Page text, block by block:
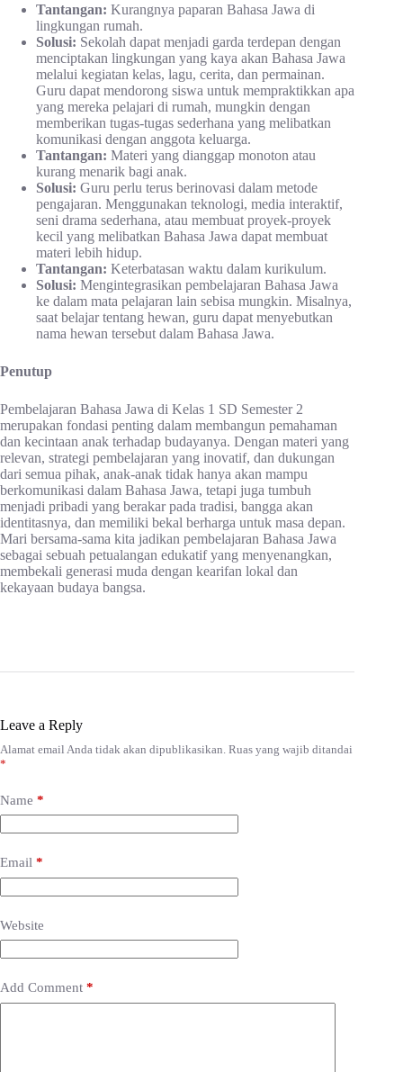
Tantangan: Kurangnya paparan Bahasa Jawa di
lingkungan rumah.
Solusi: Sekolah dapat menjadi garda terdepan dengan
menciptakan lingkungan yang kaya akan Bahasa Jawa
melalui kegiatan kelas, lagu, cerita, dan permainan.
Guru dapat mendorong siswa untuk mempraktikkan apa
yang mereka pelajari di rumah, mungkin dengan
memberikan tugas-tugas sederhana yang melibatkan
komunikasi dengan anggota keluarga.
Tantangan: Materi yang dianggap monoton atau
kurang menarik bagi anak.
Solusi: Guru perlu terus berinovasi dalam metode
pengajaran. Menggunakan teknologi, media interaktif,
seni drama sederhana, atau membuat proyek-proyek
kecil yang melibatkan Bahasa Jawa dapat membuat
materi lebih hidup.
Tantangan: Keterbatasan waktu dalam kurikulum.
Solusi: Mengintegrasikan pembelajaran Bahasa Jawa
ke dalam mata pelajaran lain sebisa mungkin. Misalnya,
saat belajar tentang hewan, guru dapat menyebutkan
nama hewan tersebut dalam Bahasa Jawa.
Penutup
Pembelajaran Bahasa Jawa di Kelas 1 SD Semester 2
merupakan fondasi penting dalam membangun pemahaman
dan kecintaan anak terhadap budayanya. Dengan materi yang
relevan, strategi pembelajaran yang inovatif, dan dukungan
dari semua pihak, anak-anak tidak hanya akan mampu
berkomunikasi dalam Bahasa Jawa, tetapi juga tumbuh
menjadi pribadi yang berakar pada tradisi, bangga akan
identitasnya, dan memiliki bekal berharga untuk masa depan.
Mari bersama-sama kita jadikan pembelajaran Bahasa Jawa
sebagai sebuah petualangan edukatif yang menyenangkan,
membekali generasi muda dengan kearifan lokal dan
kekayaan budaya bangsa.
Leave a Reply
Alamat email Anda tidak akan dipublikasikan. Ruas yang wajib ditandai
*
Name *
Email *
Website
Add Comment *